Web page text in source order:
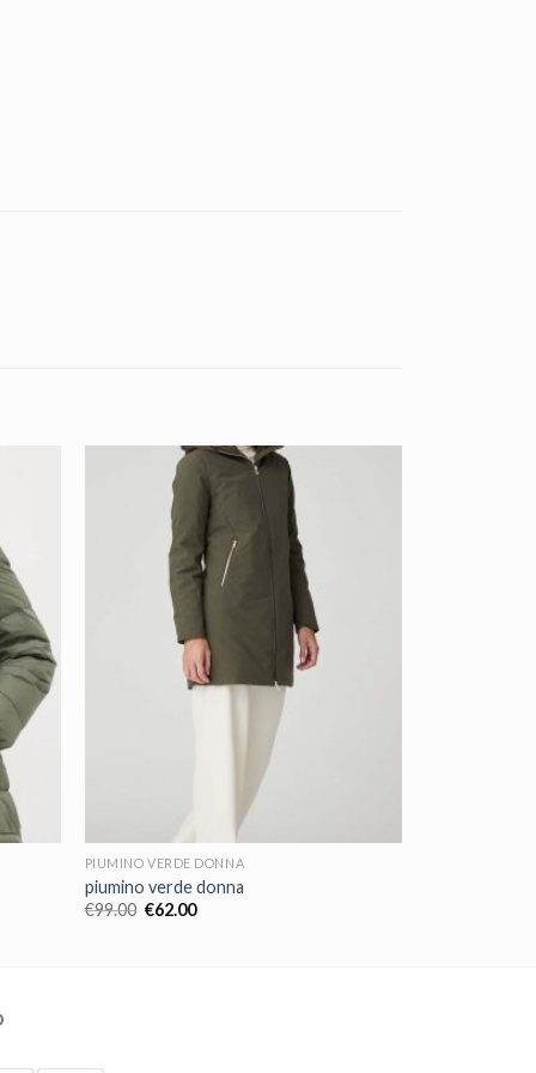
PIUMINO VERDE DONNA
piumino verde donna
€99.00 €62.00